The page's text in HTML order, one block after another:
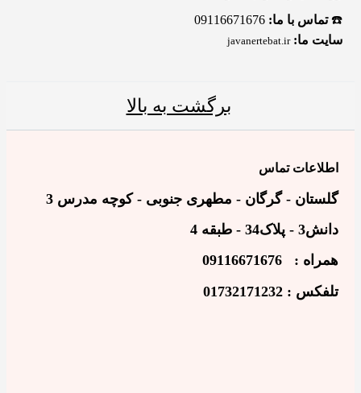
☎️تماس با ما:09116671676
سایت ما: javanertebat.ir
اطلاعات تماس
گلستان - گرگان - مطهری جنوبی - کوچه مدرس 3
دانش3 - پلاک34 - طبقه 4
همراه :
09116671676
تلفکس : 01732171232
برگشت به بالا